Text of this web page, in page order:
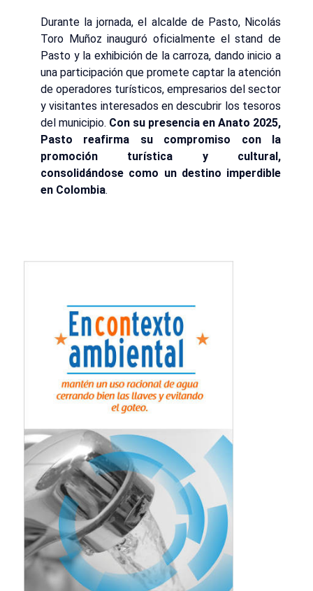
Durante la jornada, el alcalde de Pasto, Nicolás
Toro Muñoz inauguró oficialmente el stand de
Pasto y la exhibición de la carroza, dando inicio a
una participación que promete captar la atención
de operadores turísticos, empresarios del sector
y visitantes interesados en descubrir los tesoros
del municipio. Con su presencia en Anato 2025,
Pasto reafirma su compromiso con la
promoción turística y cultural,
consolidándose como un destino imperdible
en Colombia.